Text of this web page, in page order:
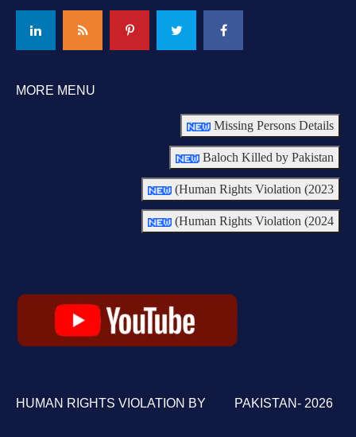
MORE MENU
Missing Persons Details
Baloch Killed by Pakistan
Human Rights Violation (2023)
Human Rights Violation (2024)
HUMAN RIGHTS VIOLATION BY PAKISTAN- 2026